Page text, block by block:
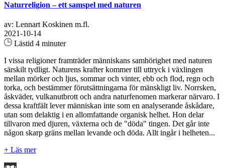
Naturreligion – ett samspel med naturen
av: Lennart Koskinen m.fl.
2021-10-14
Lästid 4 minuter
I vissa religioner framträder människans samhörighet med naturen
särskilt tydligt. Naturens krafter kommer till uttryck i växlingen
mellan mörker och ljus, sommar och vinter, ebb och flod, regn och
torka, och bestämmer förutsättningarna för mänskligt liv. Norrsken,
åskväder, vulkanutbrott och andra naturfenomen markerar närvaro. I
dessa kraftfält lever människan inte som en analyserande åskådare,
utan som delaktig i en allomfattande organisk helhet. Hon delar
tillvaron med djuren, växterna och de "döda" tingen. Det går inte
någon skarp gräns mellan levande och döda. Allt ingår i helheten...
+ Läs mer